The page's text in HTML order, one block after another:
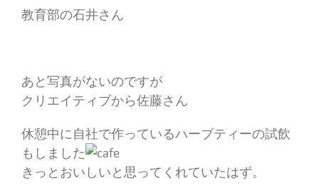
教育部の石井さん
あと写真がないのですが
クリエイティブから佐藤さん
休憩中に自社で作っているハーブティーの試飲
もしました
きっとおいしいと思ってくれていたはず。